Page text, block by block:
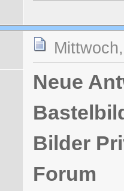
Neue
Bilder
Forum